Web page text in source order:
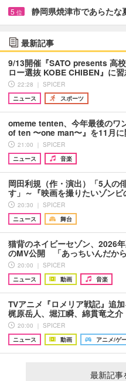
5 位 静岡県焼津市であらた
最新記事
9/13開催『SATO presents 高
ロー選抜 KOBE CHIBEN』に
22:28 ｜ SPICER
ニュース
スポーツ
omeme tenten、今年最後のワ
of ten 〜one man〜』を11月に
21:00 ｜ SPICER
ニュース
音楽
岡田利規（作・演出）「5人の
す」～『映画を撮りたいゾン
20:30 ｜ SPICER
ニュース
舞台
猫背のネイビーセゾン、2026
のMV公開 「あっちいんだか
20:00 ｜ SPICER
ニュース
動画 音楽
TVアニメ『ロメリア戦記』追加
梶原岳人、堀江瞬、綿貫竜之
20:00 ｜ SPICER
ニュース
動画 アニメ/ゲ
最新記事